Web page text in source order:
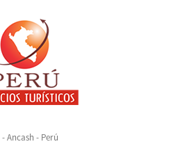
Ancash - Perú